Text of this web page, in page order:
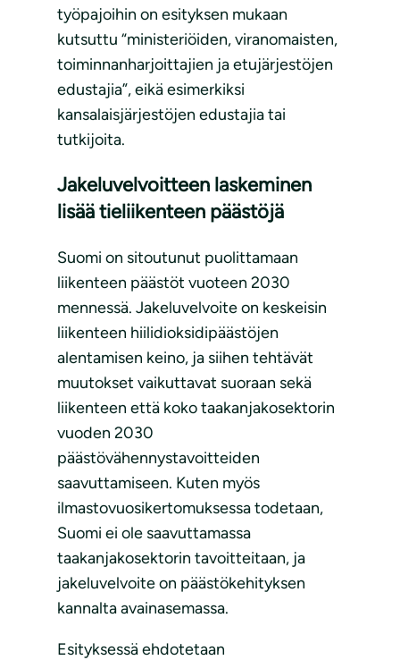
työpajoihin on esityksen mukaan
kutsuttu “ministeriöiden, viranomaisten,
toiminnanharjoittajien ja etujärjestöjen
edustajia”, eikä esimerkiksi
kansalaisjärjestöjen edustajia tai
tutkijoita.
Jakeluvelvoitteen laskeminen
lisää tieliikenteen päästöjä
Suomi on sitoutunut puolittamaan
liikenteen päästöt vuoteen 2030
mennessä. Jakeluvelvoite on keskeisin
liikenteen hiilidioksidipäästöjen
alentamisen keino, ja siihen tehtävät
muutokset vaikuttavat suoraan sekä
liikenteen että koko taakanjakosektorin
vuoden 2030
päästövähennystavoitteiden
saavuttamiseen. Kuten myös
ilmastovuosikertomuksessa todetaan,
Suomi ei ole saavuttamassa
taakanjakosektorin tavoitteitaan, ja
jakeluvelvoite on päästökehityksen
kannalta avainasemassa.
Esityksessä ehdotetaan